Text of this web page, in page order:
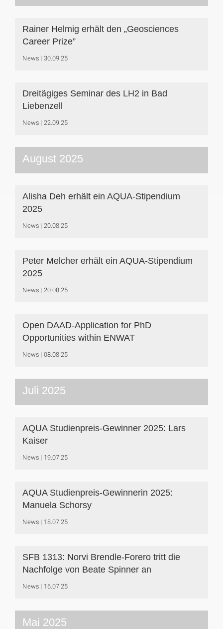
Rainer Helmig erhält den „Geosciences
Career Prize”
News 30.09.25
Dreitägiges Seminar des LH2 in Bad
Liebenzell
News 22.09.25
August 2025
Alisha Deh erhält ein AQUA-Stipendium
2025
News 20.08.25
Peter Melcher erhält ein AQUA-Stipendium
2025
News 20.08.25
Open DAAD-Application for PhD
Opportunities within ENWAT
News 08.08.25
Juli 2025
AQUA Studienpreis-Gewinner 2025: Lars
Kaiser
News 19.07.25
AQUA Studienpreis-Gewinnerin 2025:
Manuela Schorsy
News 18.07.25
SFB 1313: Norvi Brendle-Forero tritt die
Nachfolge von Beate Spinner an
News 16.07.25
Mai 2025